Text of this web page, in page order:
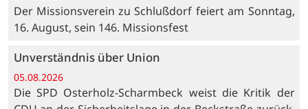
Der Missionsverein zu Schlußdorf feiert am Sonntag,
16. August, sein 146. Missionsfest
Unverständnis über Union
05.08.2026
Die SPD Osterholz-Scharmbeck weist die Kritik der